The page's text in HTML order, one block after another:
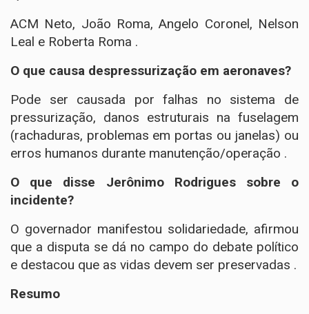
ACM Neto, João Roma, Angelo Coronel, Nelson
Leal e Roberta Roma .
O que causa despressurização em aeronaves?
Pode ser causada por falhas no sistema de
pressurização, danos estruturais na fuselagem
(rachaduras, problemas em portas ou janelas) ou
erros humanos durante manutenção/operação .
O que disse Jerônimo Rodrigues sobre o
incidente?
O governador manifestou solidariedade, afirmou
que a disputa se dá no campo do debate político
e destacou que as vidas devem ser preservadas .
Resumo